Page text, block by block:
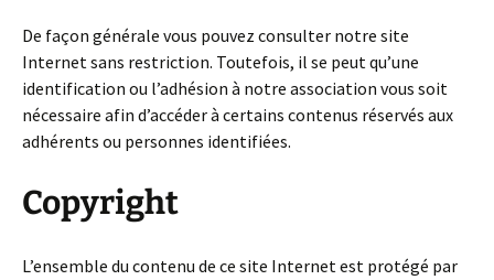
De façon générale vous pouvez consulter notre site
Internet sans restriction. Toutefois, il se peut qu’une
identification ou l’adhésion à notre association vous soit
nécessaire afin d’accéder à certains contenus réservés aux
adhérents ou personnes identifiées.
Copyright
L’ensemble du contenu de ce site Internet est protégé par